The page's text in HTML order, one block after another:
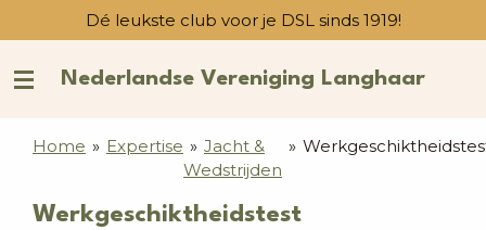
direct
naar
de
Dé leukste club voor je DSL sinds 1919!
Nederlandse Vereniging Langhaar
Home » Expertise » Jacht &
Wedstrijden
»
Werkgeschiktheidstest